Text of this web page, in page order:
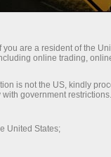
are a resident of the
online trading,
is not the US, kindly
government restrictions.
United States;